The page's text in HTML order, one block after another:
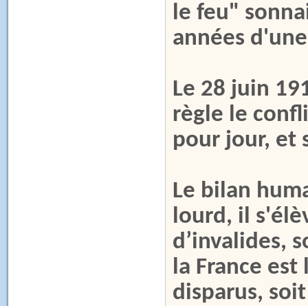
le feu"
années
Le 28 juin
règle le
pour jour, et
Le bilan
lourd, il
d’invalides,
la France
disparus,